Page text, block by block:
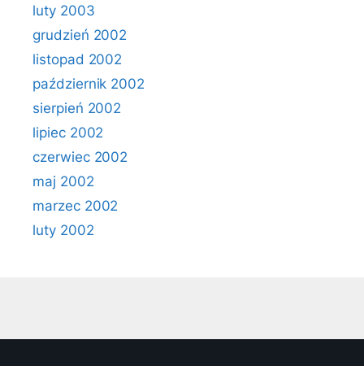
luty 2003
grudzień 2002
listopad 2002
październik 2002
sierpień 2002
lipiec 2002
czerwiec 2002
maj 2002
marzec 2002
luty 2002